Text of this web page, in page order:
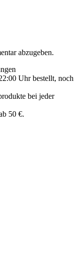
abzugeben.
Uhr bestellt, noch
bei jeder
50 €.